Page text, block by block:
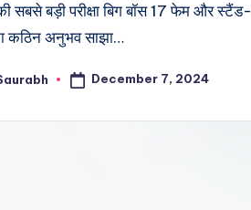
सबसे बड़ी परीक्षा बिग बॉस 17 फेम और
कठिन अनुभव साझा…
December 7, 2024